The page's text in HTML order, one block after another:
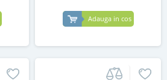
Adauga in cos